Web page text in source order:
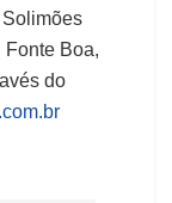
Fonte Boa,
do